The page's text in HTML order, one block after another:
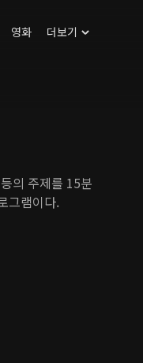
영화 더보기
의 주제를 15분
그램이다.